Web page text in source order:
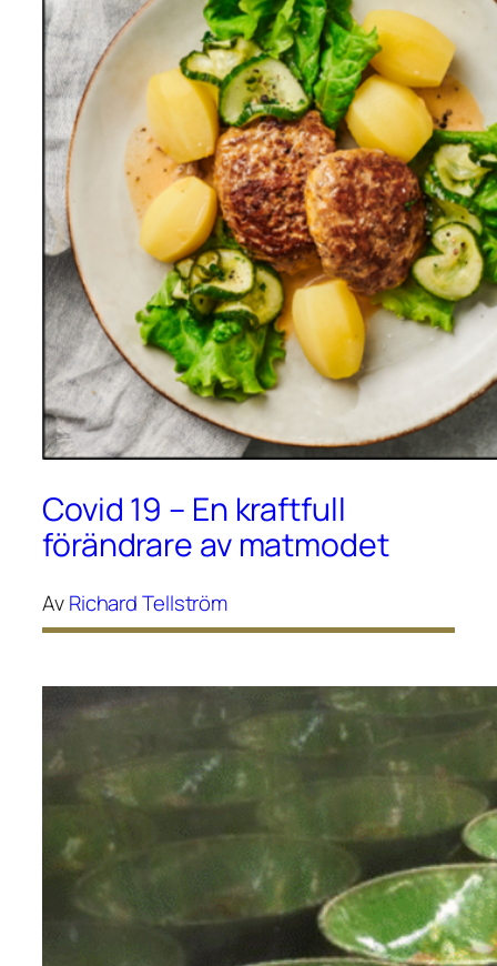
Covid 19 – En kraftfull
förändrare av matmodet
AvRichard Tellström